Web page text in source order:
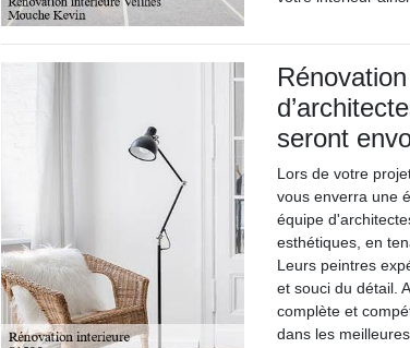
seront
Lors de votre
vous enverra une
équipe
esthétiques, en
Leurs peintres
et souci du détail.
complète et
dans les